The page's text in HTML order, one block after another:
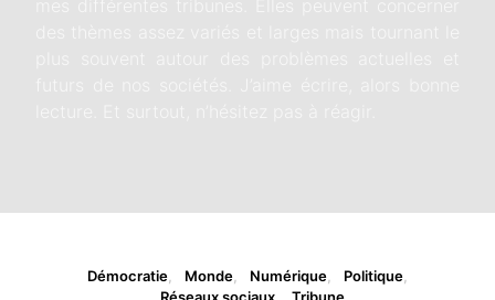
Démocratie Monde Numérique
Politique